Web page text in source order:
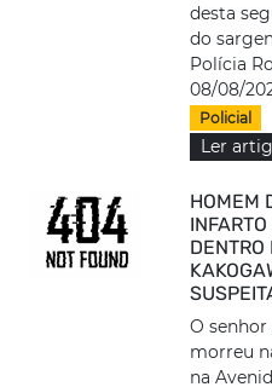
desta
do
Polícia
08/08/
Policial
Ler
HOMEM
O senhor
morreu
na